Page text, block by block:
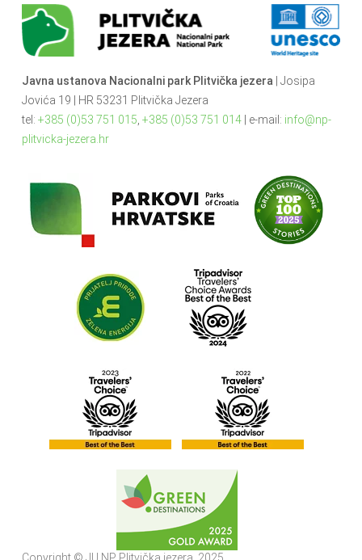
Javna ustanova Nacionalni park Plitvička jezera | Josipa
Jovića 19 | HR 53231 Plitvička Jezera
tel: +385 (0)53 751 015 +385 (0)53 751 014| e-mail: info@np-
plitvicka-jezera.hr